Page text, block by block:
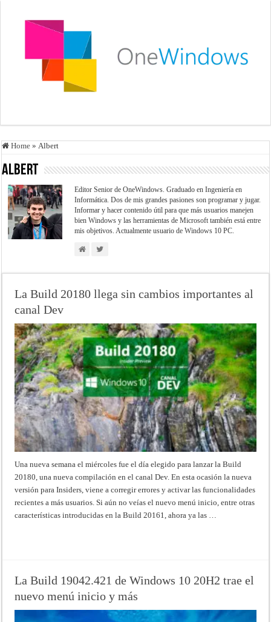
Home » Albert
Albert
Editor Senior de OneWindows. Graduado en Ingeniería en
Informática. Dos de mis grandes pasiones son programar y jugar.
Informar y hacer contenido útil para que más usuarios manejen
bien Windows y las herramientas de Microsoft también está entre
mis objetivos. Actualmente usuario de Windows 10 PC.
La Build 20180 llega sin cambios importantes al
canal Dev
Una nueva semana el miércoles fue el día elegido para lanzar la Build
20180, una nueva compilación en el canal Dev. En esta ocasión la nueva
versión para Insiders, viene a corregir errores y activar las funcionalidades
recientes a más usuarios. Si aún no veías el nuevo menú inicio, entre otras
características introducidas en la Build 20161, ahora ya las …
La Build 19042.421 de Windows 10 20H2 trae el
nuevo menú inicio y más